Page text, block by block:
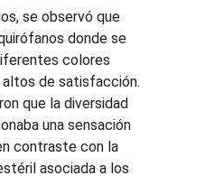
se observó que
donde se
colores
de satisfacción.
que la diversidad
una sensación
contraste con la
asociada a los